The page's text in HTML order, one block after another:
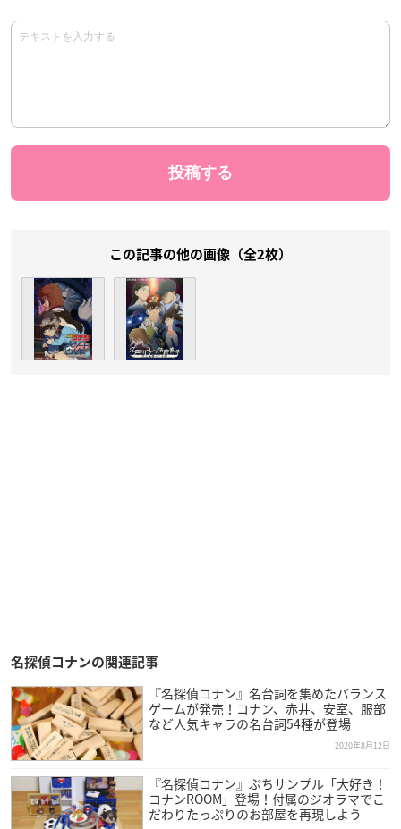
この記事の他の画像（全2枚）
名探偵コナンの関連記事
『名探偵コナン』名台詞を集めたバランス
ゲームが発売！コナン、赤井、安室、服部
など人気キャラの名台詞54種が登場
2020年8月12日
『名探偵コナン』ぷちサンプル「大好き！
コナンROOM」登場！付属のジオラマでこ
だわりたっぷりのお部屋を再現しよう